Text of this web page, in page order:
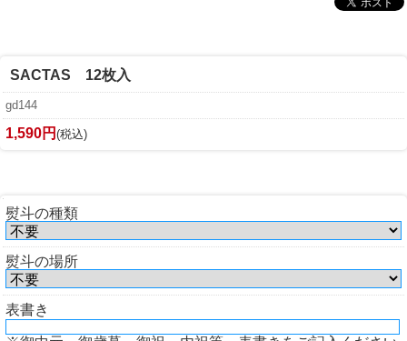
SACTAS 12枚入
gd144
1,590円 (税込)
熨斗の種類
熨斗の場所
表書き